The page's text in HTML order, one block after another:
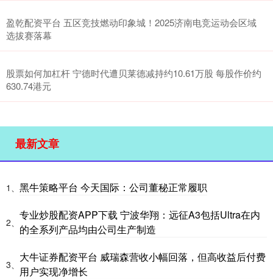
盈乾配资平台 五区竞技燃动印象城！2025济南电竞运动会区域
选拔赛落幕
股票如何加杠杆 宁德时代遭贝莱德减持约10.61万股 每股作价约
630.74港元
最新文章
1、 黑牛策略平台 今天国际：公司董秘正常履职
2、
专业炒股配资APP下载 宁波华翔：远征A3包括Ultra在内
的全系列产品均由公司生产制造
3、
大牛证券配资平台 威瑞森营收小幅回落，但高收益后付费
用户实现净增长